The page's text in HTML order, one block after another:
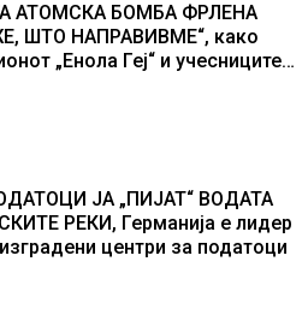
АТОМСКА БОМБА ФРЛЕНА
ШТО НАПРАВИВМЕ“, како
„Енола Геј“ и учесниците
ЈА „ПИЈАТ“ ВОДАТА
РЕКИ, Германија е лидер
центри за податоци